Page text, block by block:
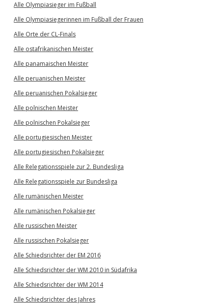
Alle Olympiasieger im Fußball
Alle Olympiasiegerinnen im Fußball der Frauen
Alle Orte der CL-Finals
Alle ostafrikanischen Meister
Alle panamaischen Meister
Alle peruanischen Meister
Alle peruanischen Pokalsieger
Alle polnischen Meister
Alle polnischen Pokalsieger
Alle portugiesischen Meister
Alle portugiesischen Pokalsieger
Alle Relegationsspiele zur 2. Bundesliga
Alle Relegationsspiele zur Bundesliga
Alle rumänischen Meister
Alle rumänischen Pokalsieger
Alle russischen Meister
Alle russischen Pokalsieger
Alle Schiedsrichter der EM 2016
Alle Schiedsrichter der WM 2010 in Südafrika
Alle Schiedsrichter der WM 2014
Alle Schiedsrichter des Jahres